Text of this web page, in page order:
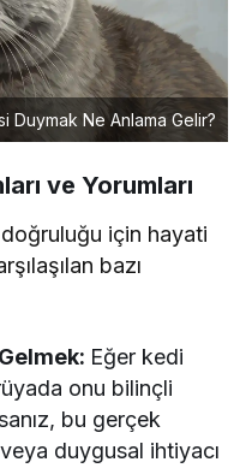
Duymak Ne Anlama Gelir?
ve Yorumları
doğruluğu için hayati
bazı
Eğer kedi
onu bilinçli
bu gerçek
duygusal ihtiyacı